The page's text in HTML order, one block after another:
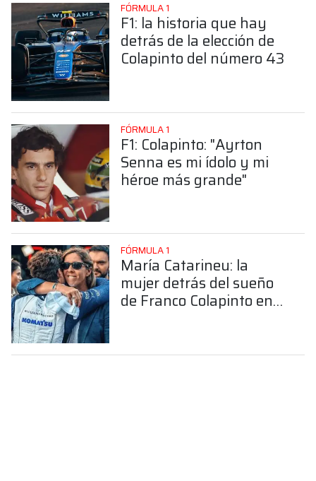
FÓRMULA 1
F1: la historia que hay
detrás de la elección de
Colapinto del número 43
FÓRMULA 1
F1: Colapinto: "Ayrton
Senna es mi ídolo y mi
héroe más grande"
FÓRMULA 1
María Catarineu: la
mujer detrás del sueño
de Franco Colapinto en